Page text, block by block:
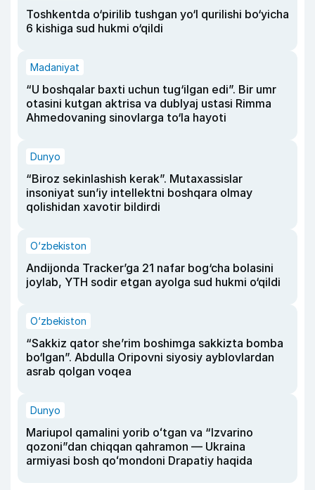
Toshkentda o‘pirilib tushgan yo‘l qurilishi bo‘yicha
6 kishiga sud hukmi o‘qildi
Madaniyat
“U boshqalar baxti uchun tug‘ilgan edi”. Bir umr
otasini kutgan aktrisa va dublyaj ustasi Rimma
Ahmedovaning sinovlarga to‘la hayoti
Dunyo
“Biroz sekinlashish kerak”. Mutaxassislar
insoniyat sun’iy intellektni boshqara olmay
qolishidan xavotir bildirdi
O‘zbekiston
Andijonda Tracker’ga 21 nafar bog‘cha bolasini
joylab, YTH sodir etgan ayolga sud hukmi o‘qildi
O‘zbekiston
“Sakkiz qator she’rim boshimga sakkizta bomba
bo‘lgan”. Abdulla Oripovni siyosiy ayblovlardan
asrab qolgan voqea
Dunyo
Mariupol qamalini yorib oʻtgan va “Izvarino
qozoni”dan chiqqan qahramon — Ukraina
armiyasi bosh qoʻmondoni Drapatiy haqida